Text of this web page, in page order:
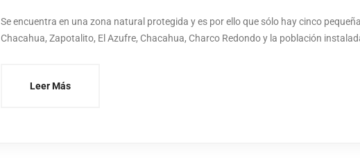
Se encuentra en una zona natural protegida y es por ello que sólo hay cinco
Chacahua, Zapotalito, El Azufre, Chacahua, Charco Redondo y la población
Leer Más